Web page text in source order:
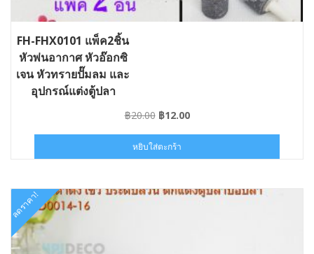
FH-FHX0101 แพ็ค2ชิ้น
หัวพ่นอากาศ หัวอ๊อกซิ
เจน หัวทรายปั๊มลม และ
อุปกรณ์แต่งตู้ปลา
฿20.00 Original
was:
฿20.00.
฿12.00Current
฿12.00.
หยิบใส่ตะกร้า
ลดราคา!